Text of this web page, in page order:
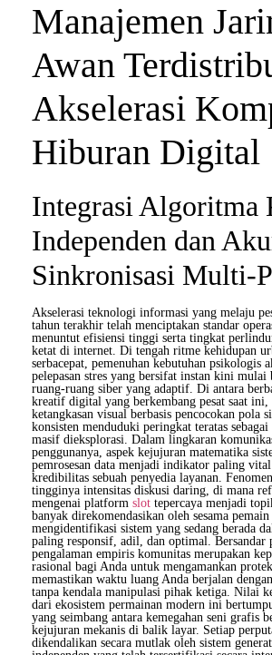
Manajemen
Awan
Akselerasi
Hiburan Digital
Integrasi Algoritma
Independen dan
Sinkronisasi Multi-
Akselerasi teknologi informasi yang melaju
tahun terakhir telah menciptakan standar
menuntut efisiensi tinggi serta tingkat
ketat di internet. Di tengah ritme kehidupan
serbacepat, pemenuhan kebutuhan psikologis
pelepasan stres yang bersifat instan kini mulai
ruang-ruang siber yang adaptif. Di antara
kreatif digital yang berkembang pesat saat ini,
ketangkasan visual berbasis pencocokan pola
konsisten menduduki peringkat teratas
masif dieksplorasi. Dalam lingkaran
penggunanya, aspek kejujuran matematika
pemrosesan data menjadi indikator paling
kredibilitas sebuah penyedia layanan.
tingginya intensitas diskusi daring, di mana
mengenai platform slot tepercaya menjadi
banyak direkomendasikan oleh sesama
mengidentifikasi sistem yang sedang berada
paling responsif, adil, dan optimal. Bersandar
pengalaman empiris komunitas merupakan
rasional bagi Anda untuk mengamankan
memastikan waktu luang Anda berjalan
tanpa kendala manipulasi pihak ketiga. Nilai
dari ekosistem permainan modern ini
yang seimbang antara kemegahan seni grafis
kejujuran mekanis di balik layar. Setiap
dikendalikan secara mutlak oleh sistem